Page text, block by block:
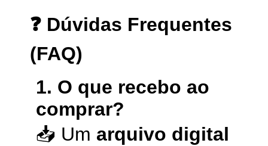
❓ Dúvidas Frequentes
(FAQ)
1. O que recebo ao
comprar?
📥 Um arquivo digital